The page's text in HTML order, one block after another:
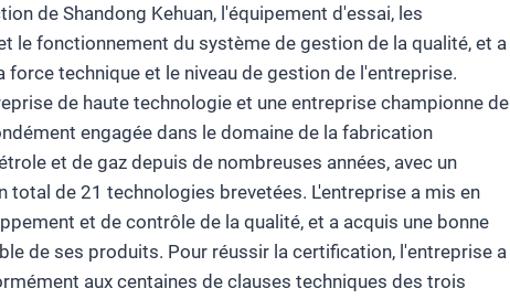
de Shandong Kehuan, l'équipement d'essai, les
le fonctionnement du système de gestion de la qualité, et a
technique et le niveau de gestion de l'entreprise.
de haute technologie et une entreprise championne de
engagée dans le domaine de la fabrication
et de gaz depuis de nombreuses années, avec un
de 21 technologies brevetées. L'entreprise a mis en
et de contrôle de la qualité, et a acquis une bonne
de ses produits. Pour réussir la certification, l'entreprise a
aux centaines de clauses techniques des trois